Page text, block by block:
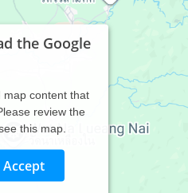
the Google
map content that
review the
this map.
Accept